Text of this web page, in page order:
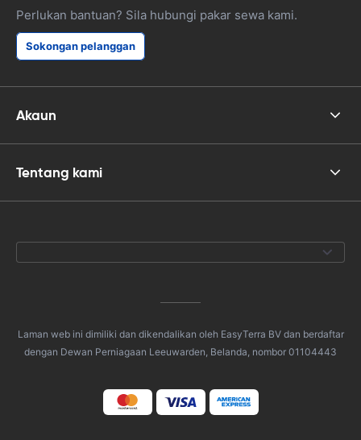
Perlukan bantuan? Sila hubungi pakar sewa kami.
Sokongan pelanggan
Akaun
Tentang kami
Laman web ini dimiliki dan dikendalikan oleh EasyTerra BV dan berdaftar
dengan Dewan Perniagaan Leeuwarden, Belanda, nombor 01104443